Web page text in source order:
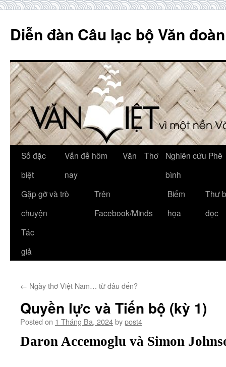
content
Diễn đàn Câu lạc bộ Văn
Số đặc
biệt
Vấn đề hôm
nay
Văn Thơ
Nghiên cứu Phê
bình
Gặp gỡ và trò
chuyện
Trên
Facebook/Minds
Biếm
họa
Thư
đọc
Tác
giả
← Ngày thơ Việt Nam… từ đâu đến?
Quyền lực và Tiến bộ (kỳ 1)
Posted on 1 Tháng Ba, 2024bypost4
Daron Accemoglu và Simon